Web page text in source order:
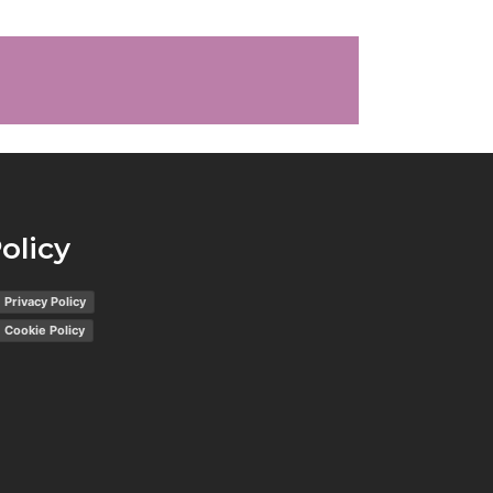
tasti
per
aumentare
Privacy Policy
Cookie Policy